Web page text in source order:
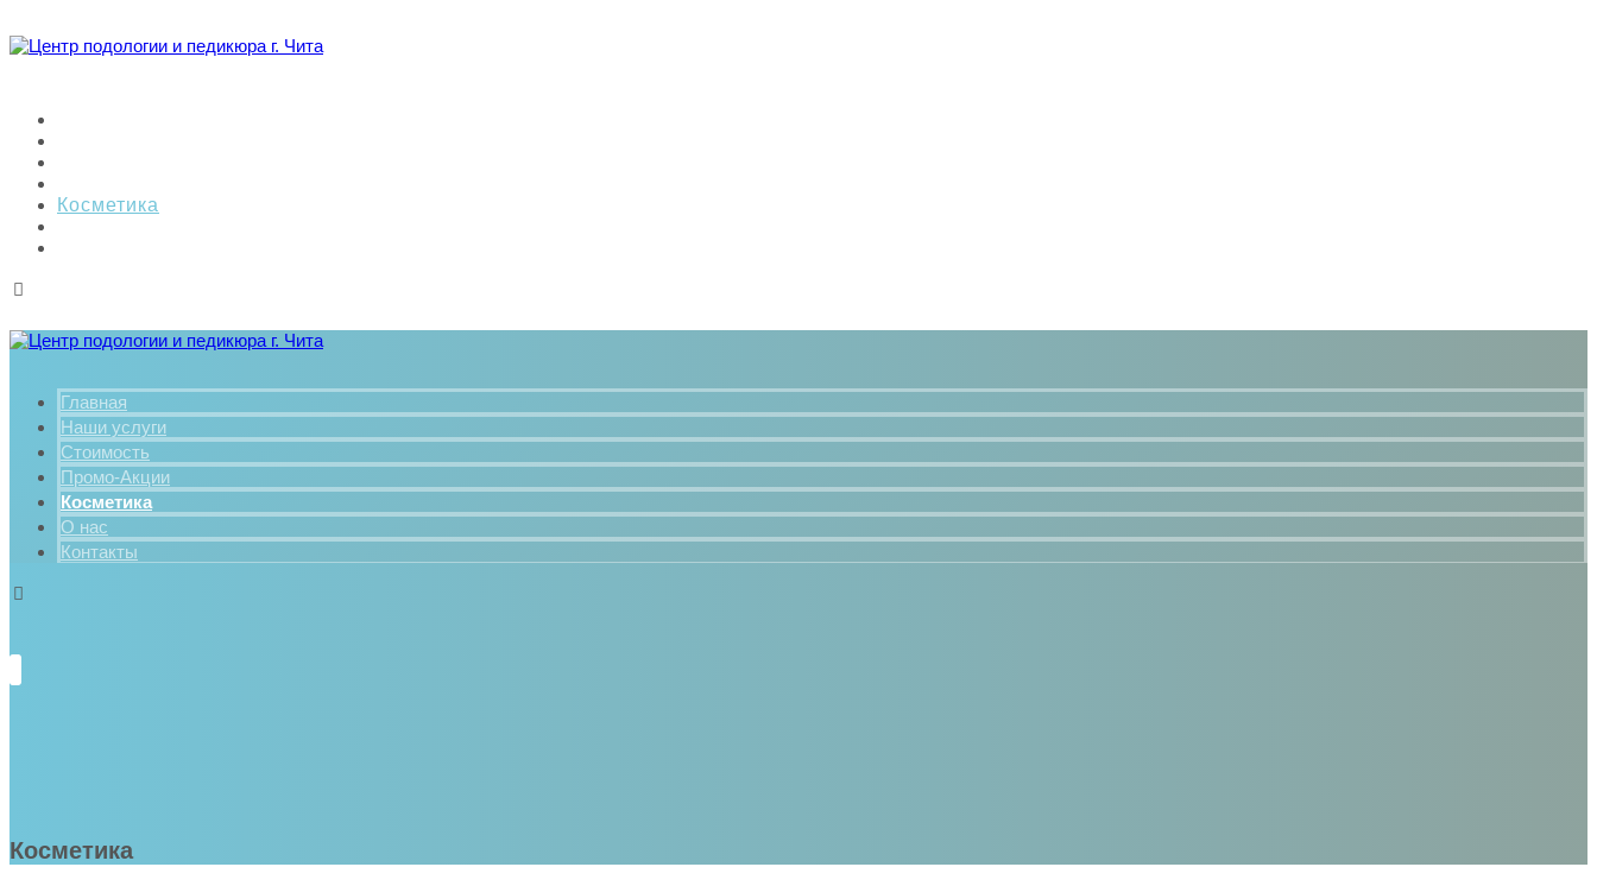
Косметика
Главная
Наши услуги
Стоимость
Промо-Акции
Косметика
О нас
Контакты
Косметика